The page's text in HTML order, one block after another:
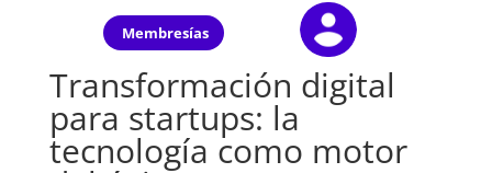
Membresías
Transformación digital
para startups: la
tecnología como motor